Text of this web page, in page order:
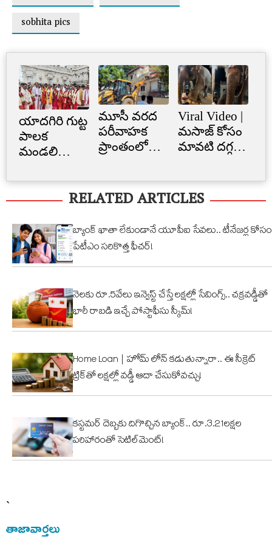
sobhita pics
యాదగిరి గుట్ట
పాలక
మండలి
స్వీకారం
మూసీ వరద
పరీవాహక
ప్రాంతంలో
నిర్మాణం..
నార్సింగిలో
స్కూల్‌
భవనం
కూల్చివేత
Viral Video |
మసాజ్ కోసం
మావటి దగ్గర
ఏనుగు..
క్యూట్
వీడియో
వైరల్!
RELATED ARTICLES
బ్యాంక్ ఖాతా లేకుండానే యూపీఐ సేవలు.. టీనేజర్ల కోసం
పేటీఎం సరికొత్త ఫీచర్!
నెలకు రూ.5వేలు ఇన్వెస్ట్ చేస్తే లక్షల్లో సేవింగ్స్.. చక్రవడ్డీతో
భారీ రాబడి ఇచ్చే పోస్టాఫీసు స్కీమ్!
Home Loan | హోమ్ లోన్ కడుతున్నారా.. ఈ సీక్రెట్
ట్రిక్‌తో లక్షల్లో వడ్డీ ఆదా చేసుకోవచ్చు!
కస్టమర్ దెబ్బకు దిగొచ్చిన బ్యాంక్.. రూ.3.21లక్షల
పరిహారంతో సెటిల్‌మెంట్!
`
తాజావార్తలు